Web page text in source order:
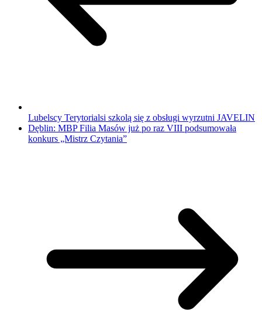
Lubelscy Terytorialsi szkolą się z obsługi wyrzutni JAVELIN
Dęblin: MBP Filia Masów już po raz VIII podsumowała
konkurs „Mistrz Czytania”